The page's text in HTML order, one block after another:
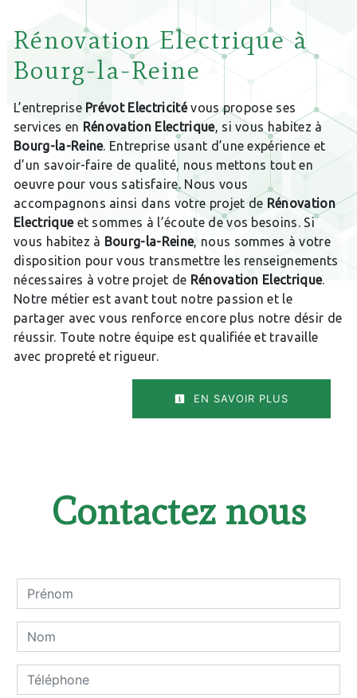
Rénovation Electrique à
Bourg-la-Reine
L’entreprise Prévot Electricitévous propose ses
services en Rénovation Electrique, si vous habitez à
Bourg-la-Reine. Entreprise usant d’une expérience et
d’un savoir-faire de qualité, nous mettons tout en
oeuvre pour vous satisfaire. Nous vous
accompagnons ainsi dans votre projet de Rénovation
Electriqueet sommes à l’écoute de vos besoins. Si
vous habitez à Bourg-la-Reine, nous sommes à votre
disposition pour vous transmettre les renseignements
nécessaires à votre projet de Rénovation Electrique.
Notre métier est avant tout notre passion et le
partager avec vous renforce encore plus notre désir de
réussir. Toute notre équipe est qualifiée et travaille
avec propreté et rigueur.
EN SAVOIR PLUS
Contactez nous